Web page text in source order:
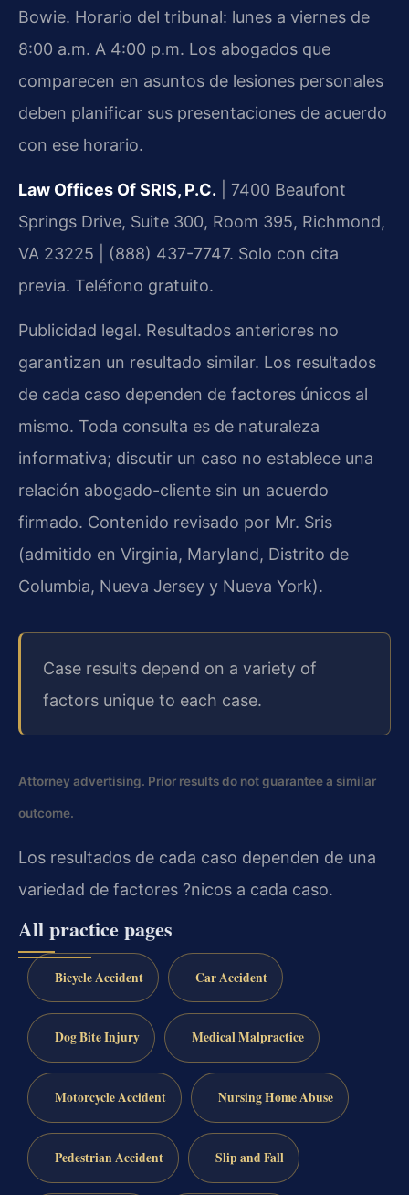
Bowie. Horario del tribunal: lunes a viernes de
8:00 a.m. A 4:00 p.m. Los abogados que
comparecen en asuntos de lesiones personales
deben planificar sus presentaciones de acuerdo
con ese horario.
Law Offices Of SRIS, P.C. | 7400 Beaufont
Springs Drive, Suite 300, Room 395, Richmond,
VA 23225 | (888) 437-7747. Solo con cita
previa. Teléfono gratuito.
Publicidad legal. Resultados anteriores no
garantizan un resultado similar. Los resultados
de cada caso dependen de factores únicos al
mismo. Toda consulta es de naturaleza
informativa; discutir un caso no establece una
relación abogado-cliente sin un acuerdo
firmado. Contenido revisado por Mr. Sris
(admitido en Virginia, Maryland, Distrito de
Columbia, Nueva Jersey y Nueva York).
Case results depend on a variety of
factors unique to each case.
Attorney advertising. Prior results do not guarantee a similar
outcome.
Los resultados de cada caso dependen de una
variedad de factores ?nicos a cada caso.
All practice pages
Bicycle Accident Car Accident
Dog Bite Injury Medical Malpractice
Motorcycle Accident Nursing Home Abuse
Pedestrian Accident Slip and Fall